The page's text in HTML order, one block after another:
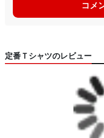
コメ
定番Ｔシャツのレビュー